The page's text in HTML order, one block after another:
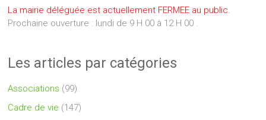
La mairie déléguée est actuellement FERMEE au public.
Prochaine ouverture : lundi de 9 H 00 à 12 H 00 .
Les articles par catégories
Associations (99)
Cadre de vie (147)